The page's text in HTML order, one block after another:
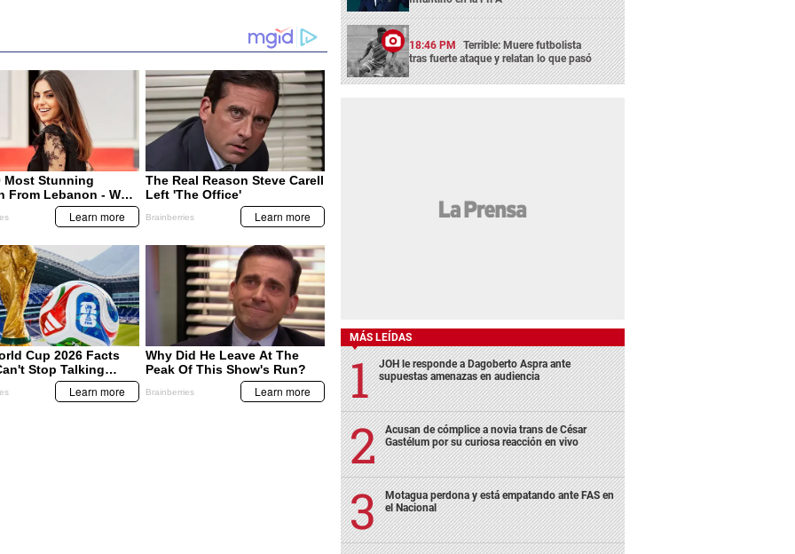
18:46 PM Terrible: Muere futbolista
tras fuerte ataque y relatan lo que pasó
MÁS LEÍDAS
JOH le responde a Dagoberto Aspra ante
supuestas amenazas en audiencia
Acusan de cómplice a novia trans de César
Gastélum por su curiosa reacción en vivo
Motagua perdona y está empatando ante FAS en
el Nacional